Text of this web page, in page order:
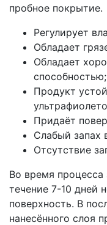
пробное покрытие.
Регулирует
Обладает
Обладает
способностью;
Продукт
Придаёт
Слабый запах
Отсутствие
Во время процесса
течение 7-10 дней
поверхность. В
нанесённого слоя